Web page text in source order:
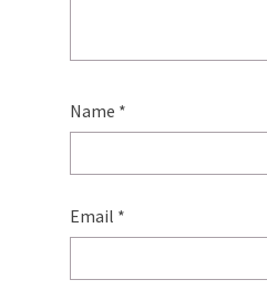
Name *
Email *